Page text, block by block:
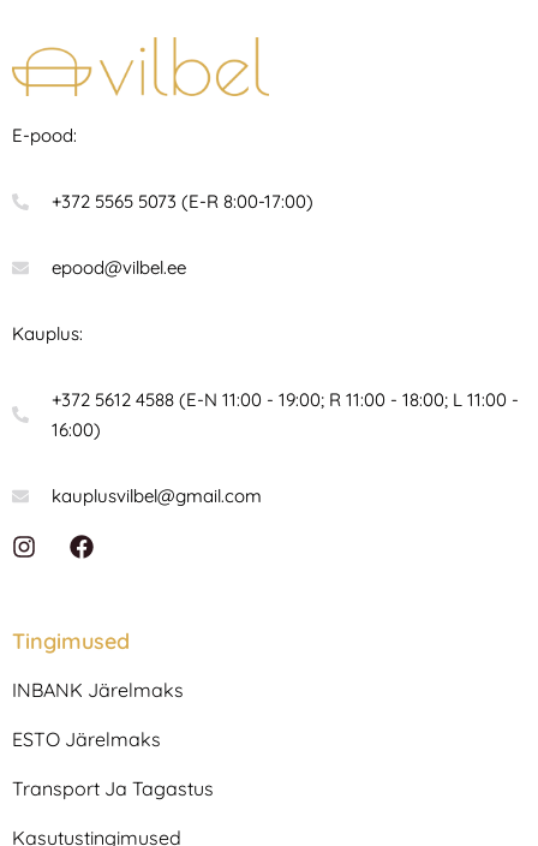
E-pood:
+372 5565 5073 (E-R 8:00-17:00)
epood@vilbel.ee
Kauplus:
+372 5612 4588 (E-N 11:00 - 19:00; R 11:00 - 18:00; L 11:00 -
16:00)
kauplusvilbel@gmail.com
I
a
r
m
F
b
o
Tingimused
INBANK Järelmaks
ESTO Järelmaks
Transport Ja Tagastus
Kasutustingimused